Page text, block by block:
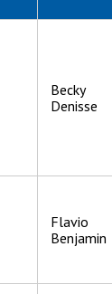
Becky
Denisse
Flavio
Benjamin